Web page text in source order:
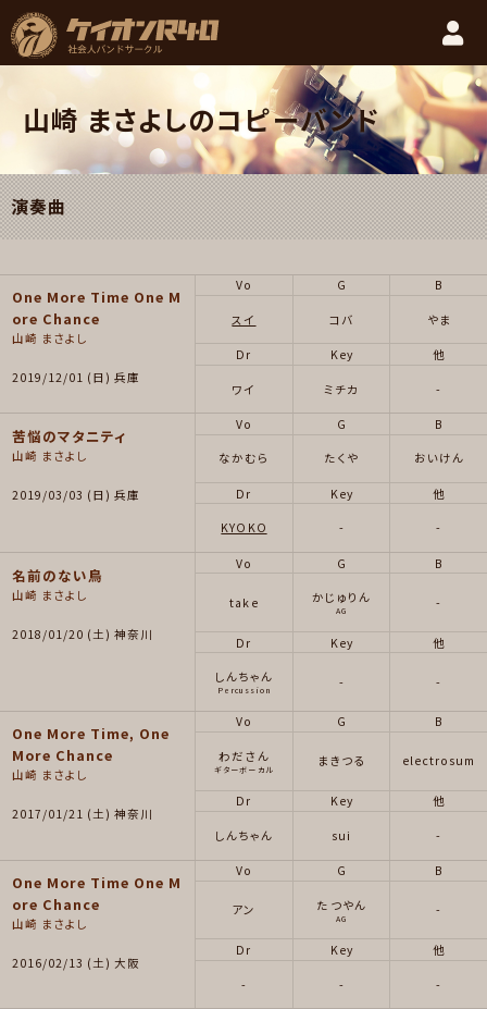
山崎 まさよしのコピーバンド
演奏曲
One More Time One M
ore Chance
山崎 まさよし
2019/12/01 (日) 兵庫
Vo
スイ
G
コバ
B
やま
Dr
ワイ
Key
ミチカ
他
-
苦悩のマタニティ
山崎 まさよし
2019/03/03 (日) 兵庫
Vo
なかむら
G
たくや
B
おいけん
Dr
KYOKO
Key
-
他
-
名前のない鳥
山崎 まさよし
2018/01/20 (土) 神奈川
Vo
take
G
かじゅりん
AG
B
-
Dr
しんちゃん
Percussion
Key
-
他
-
One More Time, One
More Chance
山崎 まさよし
2017/01/21 (土) 神奈川
Vo
わださん
ギターボーカル
G
まきつる
B
electrosum
Dr
しんちゃん
Key
sui
他
-
One More Time One M
ore Chance
山崎 まさよし
2016/02/13 (土) 大阪
Vo
アン
G
たつやん
AG
B
-
Dr
-
Key
-
他
-